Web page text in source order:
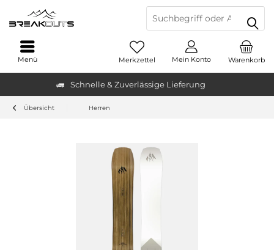
Schnelle & Zuverlässige Lieferung
Warenkorb
Merkzettel Mein Konto
Menü
Übersicht Herren